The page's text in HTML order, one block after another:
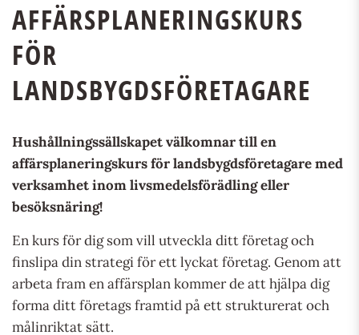
AFFÄRSPLANERINGSKURS
FÖR
LANDSBYGDSFÖRETAGARE
Hushållningssällskapet välkomnar till en
affärsplaneringskurs för landsbygdsföretagare med
verksamhet inom livsmedelsförädling eller
besöksnäring!
En kurs för dig som vill utveckla ditt företag och
finslipa din strategi för ett lyckat företag. Genom att
arbeta fram en affärsplan kommer de att hjälpa dig
forma ditt företags framtid på ett strukturerat och
målinriktat sätt.